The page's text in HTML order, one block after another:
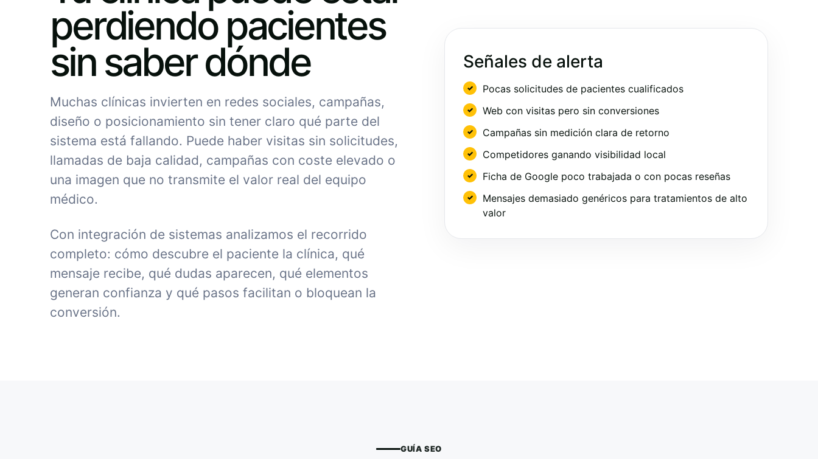
perdiendo pacientes
sin saber dónde
Muchas clínicas invierten en redes sociales, campañas,
diseño o posicionamiento sin tener claro qué parte del
sistema está fallando. Puede haber visitas sin solicitudes,
llamadas de baja calidad, campañas con coste elevado o
una imagen que no transmite el valor real del equipo
médico.
Con integración de sistemas analizamos el recorrido
completo: cómo descubre el paciente la clínica, qué
mensaje recibe, qué dudas aparecen, qué elementos
generan confianza y qué pasos facilitan o bloquean la
conversión.
Señales de alerta
Pocas solicitudes de pacientes cualificados
Web con visitas pero sin conversiones
Campañas sin medición clara de retorno
Competidores ganando visibilidad local
Ficha de Google poco trabajada o con pocas reseñas
Mensajes demasiado genéricos para tratamientos de alto
valor
GUÍA SEO